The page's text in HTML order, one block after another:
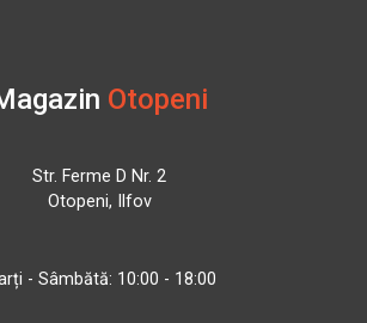
Otopeni
Str. Ferme D Nr. 2
Otopeni, Ilfov
- Sâmbătă: 10:00 - 18:00